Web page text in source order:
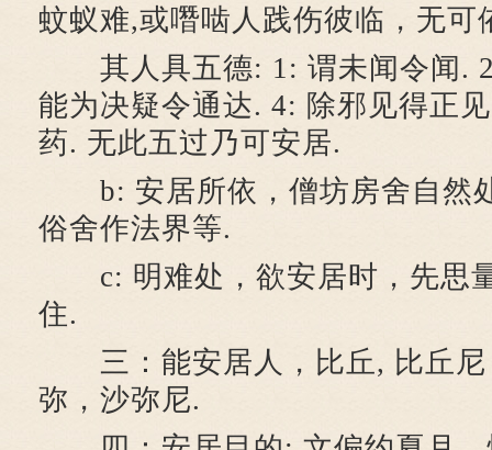
蚊蚁难,或噆啮人践伤彼临，无可
其人具五德: 1: 谓未闻令闻.
能为决疑令通达. 4: 除邪见得正
药. 无此五过乃可安居.
b: 安居所依，僧坊房舍自然
俗舍作法界等.
c: 明难处，欲安居时，先思
住.
三：能安居人，比丘, 比丘尼
弥，沙弥尼.